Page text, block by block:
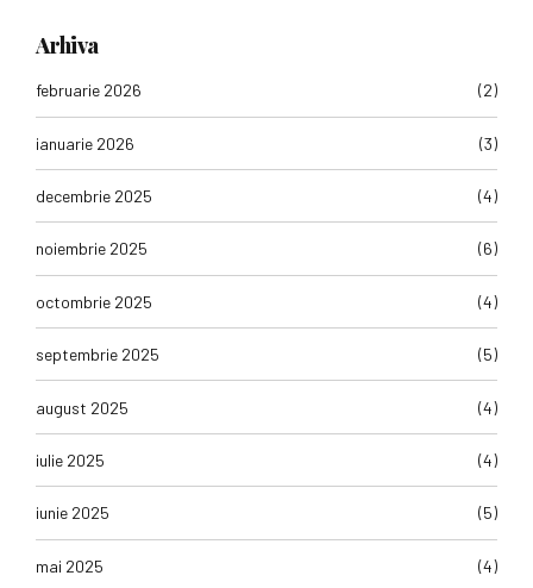
Arhiva
februarie 2026 (2)
ianuarie 2026 (3)
decembrie 2025 (4)
noiembrie 2025 (6)
octombrie 2025 (4)
septembrie 2025 (5)
august 2025 (4)
iulie 2025 (4)
iunie 2025 (5)
mai 2025 (4)